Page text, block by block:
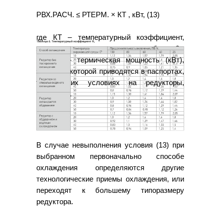
РВХ.РАСЧ. ≤ РТЕРМ. × КТ , кВт, (13)
где КТ – температурный коэффициент,
значения которого приведены в таблице 6.
РТЕРМ – термическая мощность (кВт),
значение которой приводятся в паспортах,
технических условиях на редукторы,
каталогах.
В случае невыполнения условия (13) при
выбранном первоначально способе
охлаждения определяются другие
технологические приемы охлаждения, или
переходят к большему типоразмеру
редуктора.